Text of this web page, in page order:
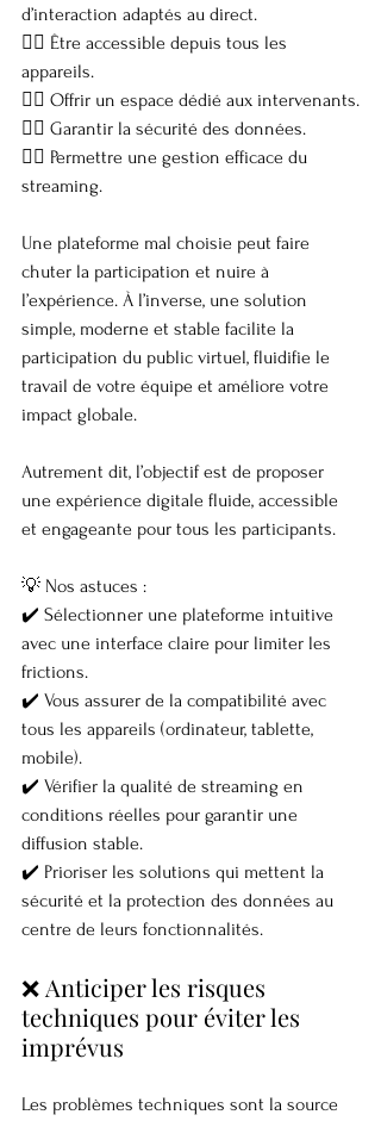
d’interaction adaptés au direct.
👉🏼 Être accessible depuis tous les
appareils.
👉🏼 Offrir un espace dédié aux intervenants.
👉🏼 Garantir la sécurité des données.
👉🏼 Permettre une gestion efficace du
streaming.
Une plateforme mal choisie peut faire
chuter la participation et nuire à
l’expérience. À l’inverse, une solution
simple, moderne et stable facilite la
participation du public virtuel, fluidifie le
travail de votre équipe et améliore votre
impact globale.
Autrement dit, l’objectif est de proposer
une expérience digitale fluide, accessible
et engageante pour tous les participants.
💡 Nos astuces :
✔️ Sélectionner une plateforme intuitive
avec une interface claire pour limiter les
frictions.
✔️ Vous assurer de la compatibilité avec
tous les appareils (ordinateur, tablette,
mobile).
✔️ Vérifier la qualité de streaming en
conditions réelles pour garantir une
diffusion stable.
✔️ Prioriser les solutions qui mettent la
sécurité et la protection des données au
centre de leurs fonctionnalités.
❌ Anticiper les risques
techniques pour éviter les
imprévus
Les problèmes techniques sont la source